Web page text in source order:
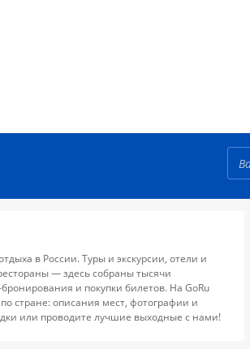
в России. Туры и экскурсии, отели и
— здесь собраны тысячи
и покупки билетов. На GoRu
стране: описания мест, фотографии и
или проводите лучшие выходные с нами!